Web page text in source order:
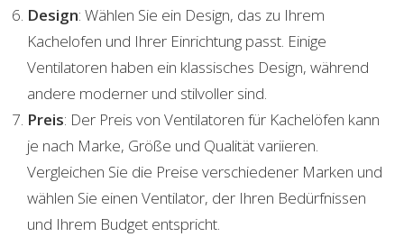
Design: Wählen Sie ein Design, das zu Ihrem
Kachelofen und Ihrer Einrichtung passt. Einige
Ventilatoren haben ein klassisches Design, während
andere moderner und stilvoller sind.
Preis: Der Preis von Ventilatoren für Kachelöfen kann
je nach Marke, Größe und Qualität variieren.
Vergleichen Sie die Preise verschiedener Marken und
wählen Sie einen Ventilator, der Ihren Bedürfnissen
und Ihrem Budget entspricht.